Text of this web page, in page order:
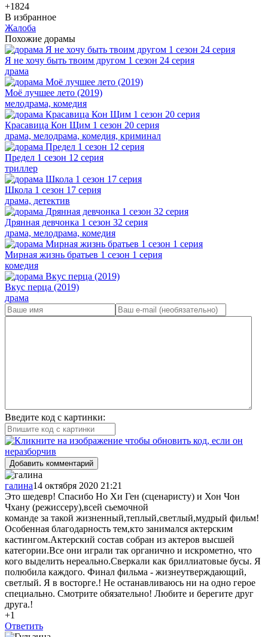
+1824
В избранное
Жалоба
Похожие дорамы
Я не хочу быть твоим другом 1 сезон 24 серия
драма
Моё лучшее лето (2019)
мелодрама, комедия
Красавица Кон Щим 1 сезон 20 серия
драма, мелодрама, комедия, криминал
Предел 1 сезон 12 серия
триллер
Школа 1 сезон 17 серия
драма, детектив
Дрянная девчонка 1 сезон 32 серия
драма, мелодрама, комедия
Мирная жизнь братьев 1 сезон 1 серия
комедия
Вкус перца (2019)
драма
Введите код с картинки:
Добавить комментарий
галина14 октября 2020 21:21
Это шедевр! Спасибо Но Хи Ген (сценаристу) и Хон Чон
Чхану (режиссеру),всей сьемочной
команде за такой жизненный,теплый,светлый,мудрый фильм!
Особенная благодарность тем,кто занимался актерским
кастингом.Актерский состав собран из актеров высшей
категории.Все они играли так органично и искрометно, что
кого выделить нереально.Сверкали как бриллиатовые бусы. Я
полюбила каждого. Финал фильма - жизнеутверждающий,
светлый. Я в восторге.! Не останавливаюсь ни на одно герое
специально. Смотрите обязательно! Любите и берегите друг
друга.!
+1
Ответить